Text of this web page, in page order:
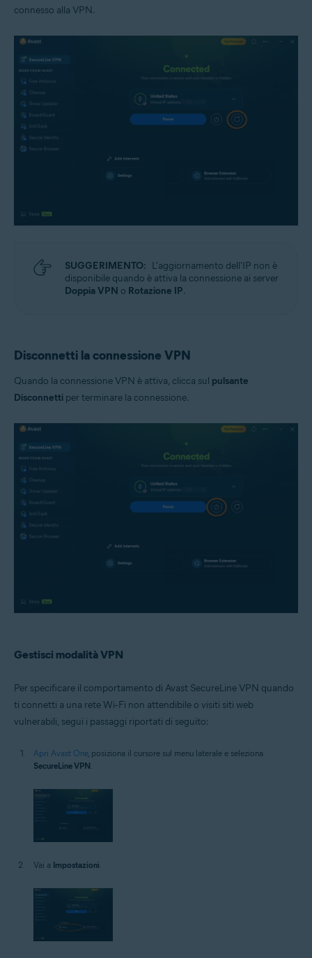
connesso alla VPN.
SUGGERIMENTO: L'aggiornamento dell'IP non è
disponibile quando è attiva la connessione ai server
Doppia VPN o Rotazione IP.
Disconnetti la connessione VPN
Quando la connessione VPN è attiva, clicca sul pulsante
Disconnetti per terminare la connessione.
Gestisci modalità VPN
Per specificare il comportamento di Avast SecureLine VPN quando
ti connetti a una rete Wi‑Fi non attendibile o visiti siti web
vulnerabili, segui i passaggi riportati di seguito:
Apri Avast One, posiziona il cursore sul menu laterale e seleziona
SecureLine VPN.
Vai a Impostazioni.